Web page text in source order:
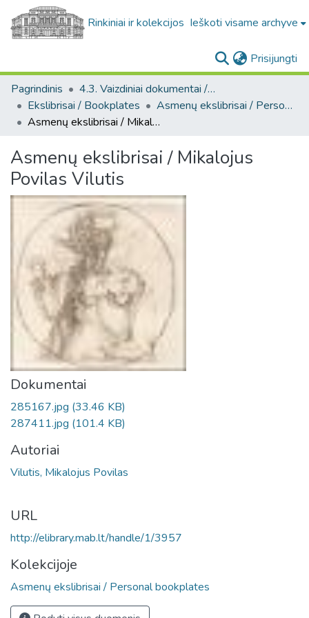
Rinkiniai ir kolekcijos Ieškoti visame archyve
Prisijungti
Pagrindinis
4.3. Vaizdiniai dokumentai / Visual documents
Ekslibrisai / Bookplates
Asmenų ekslibrisai / Personal bookplates
Asmenų ekslibrisai / Mikalojus Povilas Vilutis
Asmenų ekslibrisai / Mikalojus
Povilas Vilutis
Dokumentai
285167.jpg (33.46 KB)
287411.jpg (101.4 KB)
Autoriai
Vilutis, Mikalojus Povilas
URL
http://elibrary.mab.lt/handle/1/3957
Kolekcijoje
Asmenų ekslibrisai / Personal bookplates